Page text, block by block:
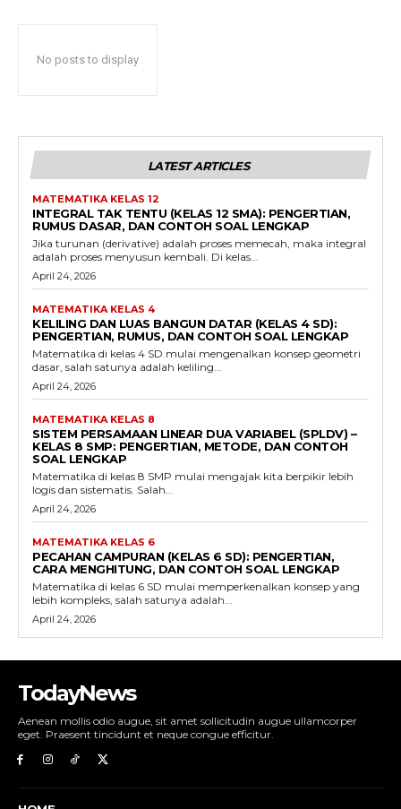
No posts to display
LATEST ARTICLES
MATEMATIKA KELAS 12
INTEGRAL TAK TENTU (KELAS 12 SMA): PENGERTIAN,
RUMUS DASAR, DAN CONTOH SOAL LENGKAP
Jika turunan (derivative) adalah proses memecah, maka integral
adalah proses menyusun kembali. Di kelas...
April 24, 2026
MATEMATIKA KELAS 4
KELILING DAN LUAS BANGUN DATAR (KELAS 4 SD):
PENGERTIAN, RUMUS, DAN CONTOH SOAL LENGKAP
Matematika di kelas 4 SD mulai mengenalkan konsep geometri
dasar, salah satunya adalah keliling...
April 24, 2026
MATEMATIKA KELAS 8
SISTEM PERSAMAAN LINEAR DUA VARIABEL (SPLDV) –
KELAS 8 SMP: PENGERTIAN, METODE, DAN CONTOH
SOAL LENGKAP
Matematika di kelas 8 SMP mulai mengajak kita berpikir lebih
logis dan sistematis. Salah...
April 24, 2026
MATEMATIKA KELAS 6
PECAHAN CAMPURAN (KELAS 6 SD): PENGERTIAN,
CARA MENGHITUNG, DAN CONTOH SOAL LENGKAP
Matematika di kelas 6 SD mulai memperkenalkan konsep yang
lebih kompleks, salah satunya adalah...
April 24, 2026
TodayNews
Aenean mollis odio augue, sit amet sollicitudin augue ullamcorper
eget. Praesent tincidunt et neque congue efficitur.